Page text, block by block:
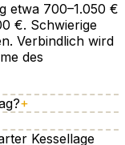
etwa 700–1.050 €
€. Schwierige
Verbindlich wird
des
+
Kessellage